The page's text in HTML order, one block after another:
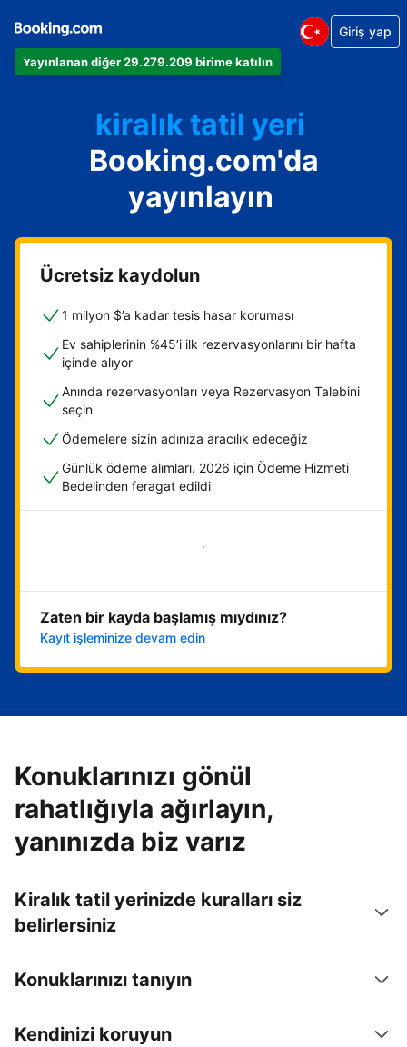
Yayınlanan diğer 29.279.209 birime katılın
Giriş yap
Dairenizi
Otelinizi
kiralık tatil yeri
Konukevinizi
Oda ve kahvaltı tesisinizi
Booking.com'da
yayınlayın
Ücretsiz kaydolun
1 milyon $’a kadar tesis hasar koruması
Ev sahiplerinin %45’i ilk rezervasyonlarını bir hafta
içinde alıyor
Anında rezervasyonları veya Rezervasyon Talebini
seçin
Ödemelere sizin adınıza aracılık edeceğiz
Günlük ödeme alımları. 2026 için Ödeme Hizmeti
Bedelinden feragat edildi
Hemen başla
Zaten bir kayda başlamış mıydınız?
Kayıt işleminize devam edin
Konuklarınızı gönül
rahatlığıyla ağırlayın,
yanınızda biz varız
Kiralık tatil yerinizde kuralları siz
belirlersiniz
Konuklarınızı tanıyın
Kendinizi koruyun